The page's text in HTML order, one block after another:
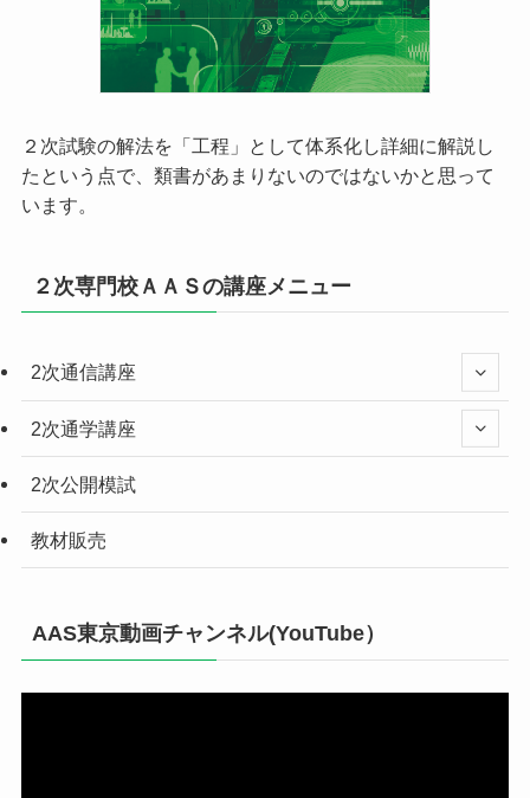
２次試験の解法を「工程」として体系化し詳細に解説し
たという点で、類書があまりないのではないかと思って
います。
２次専門校ＡＡＳの講座メニュー
2次通信講座
2次通学講座
2次公開模試
教材販売
AAS東京動画チャンネル(YouTube）